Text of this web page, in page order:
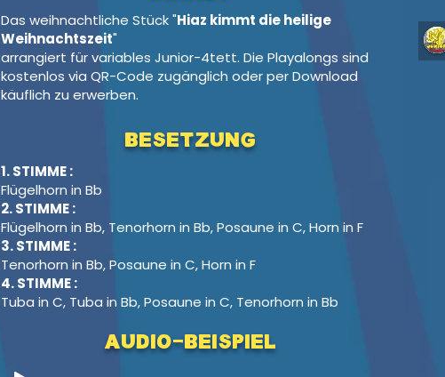
Das weihnachtliche Stück "Hiaz kimmt die heilige
Weihnachtszeit"
arrangiert für variables Junior-4tett. Die Playalongs sind
kostenlos via QR-Code zugänglich oder per Download
käuflich zu erwerben.
Besetzung
1. STIMME :
Flügelhorn in Bb
2. STIMME :
Flügelhorn in Bb, Tenorhorn in Bb, Posaune in C, Horn in F
3. STIMME :
Tenorhorn in Bb, Posaune in C, Horn in F
4. STIMME :
Tuba in C, Tuba in Bb, Posaune in C, Tenorhorn in Bb
Audio-Beispiel